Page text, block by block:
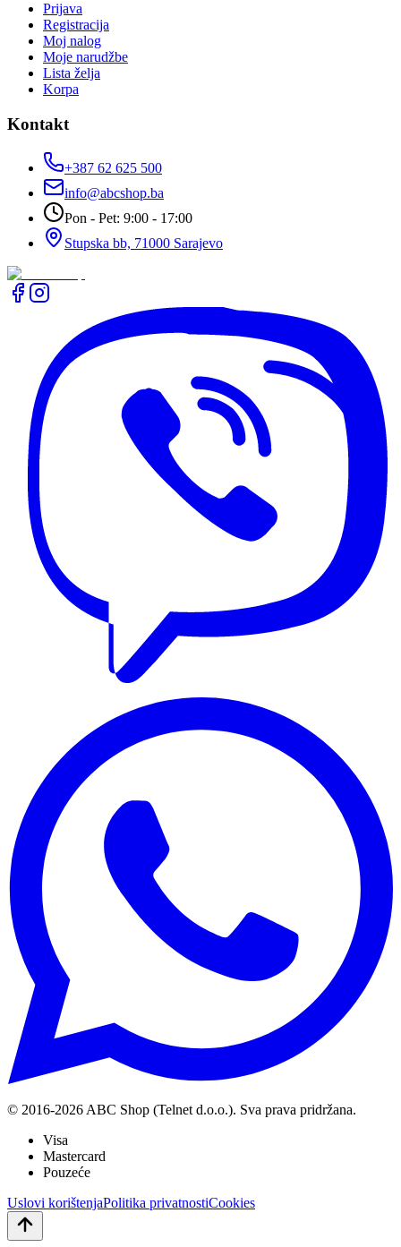
Prijava
Registracija
Moj nalog
Moje narudžbe
Lista želja
Korpa
Kontakt
+387 62 625 500
info@abcshop.ba
Pon - Pet: 9:00 - 17:00
Stupska bb, 71000 Sarajevo
© 2016-2026 ABC Shop (Telnet d.o.o.). Sva prava pridržana.
Visa
Mastercard
Pouzeće
Uslovi korištenjaPolitika privatnostiCookies